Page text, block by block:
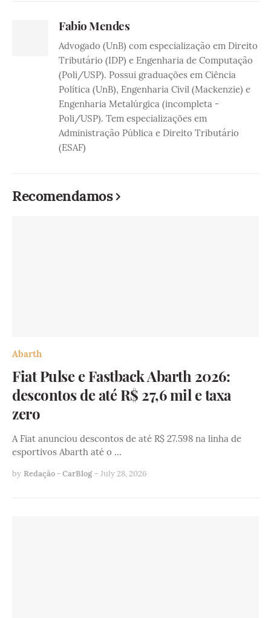
Fabio Mendes
Advogado (UnB) com especialização em Direito
Tributário (IDP) e Engenharia de Computação
(Poli/USP). Possui graduações em Ciência
Política (UnB), Engenharia Civil (Mackenzie) e
Engenharia Metalúrgica (incompleta -
Poli/USP). Tem especializações em
Administração Pública e Direito Tributário
(ESAF)
Recomendamos
Abarth
Fiat Pulse e Fastback Abarth 2026:
descontos de até R$ 27,6 mil e taxa
zero
A Fiat anunciou descontos de até R$ 27.598 na linha de
esportivos Abarth até o …
by Redação - CarBlog - July 28, 2026